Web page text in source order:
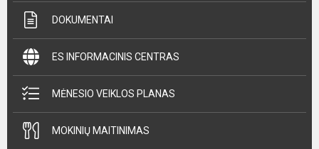
DOKUMENTAI
ES INFORMACINIS CENTRAS
MĖNESIO VEIKLOS PLANAS
MOKINIŲ MAITINIMAS